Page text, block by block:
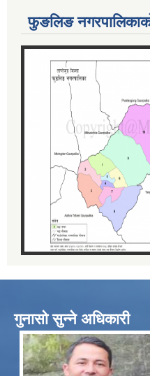
फुङलिङ
गुनासो सुन्ने अधिकारी